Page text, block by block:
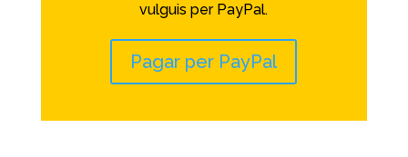
vulguis per PayPal.
Pagar per PayPal